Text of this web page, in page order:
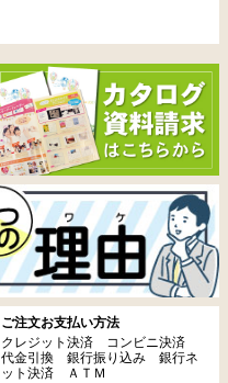
ご注文お支払い方法
クレジット決済 コンビニ決済
代金引換 銀行振り込み 銀行ネ
ット決済 ＡＴＭ